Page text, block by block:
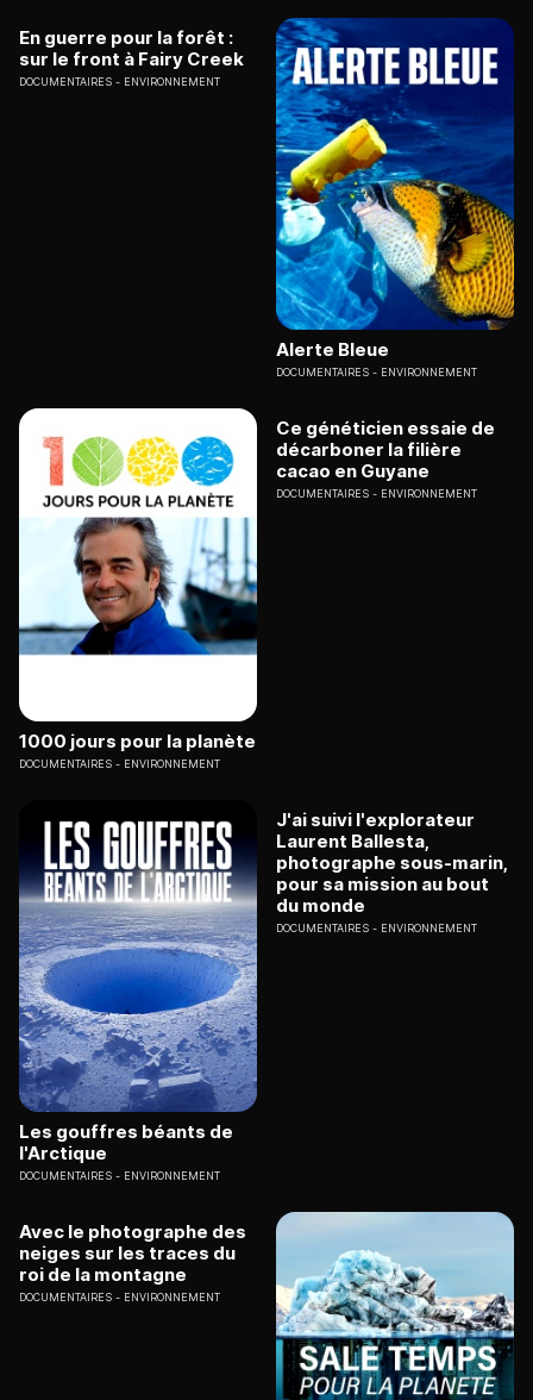
En guerre pour la forêt :
sur le front à Fairy Creek
DOCUMENTAIRES ENVIRONNEMENT
Alerte Bleue
DOCUMENTAIRES ENVIRONNEMENT
1000 jours pour la planète
DOCUMENTAIRES ENVIRONNEMENT
Ce généticien essaie de
décarboner la filière
cacao en Guyane
DOCUMENTAIRES ENVIRONNEMENT
Les gouffres béants de
l'Arctique
DOCUMENTAIRES ENVIRONNEMENT
J'ai suivi l'explorateur
Laurent Ballesta,
photographe sous-marin,
pour sa mission au bout
du monde
DOCUMENTAIRES ENVIRONNEMENT
Avec le photographe des
neiges sur les traces du
roi de la montagne
DOCUMENTAIRES ENVIRONNEMENT